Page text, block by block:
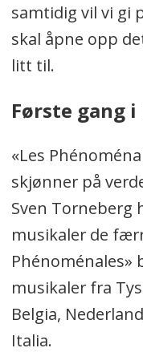
samtidig vil vi gi
skal åpne opp
litt til.
Første gang
«Les
skjønner på
Sven Torneberg
musikaler de
Phénoménales»
musikaler fra
Belgia,
Italia.